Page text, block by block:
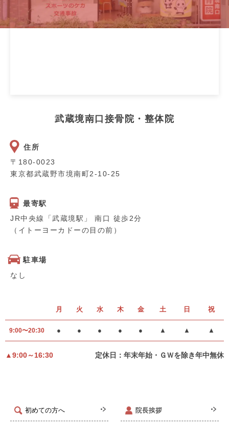
初めての方へ 院長挨拶
武蔵境南口接骨院・整体院
住所
〒180-0023
東京都武蔵野市境南町2-10-25
最寄駅
JR中央線「武蔵境駅」 南口 徒歩2分
（イトーヨーカドーの目の前）
駐車場
なし
月 火 水 木 金 土 日 祝
9:00〜20:30 ● ● ● ● ● ▲ ▲ ▲
▲9:00～16:30 定休日：年末年始・ＧＷを除き年中無休